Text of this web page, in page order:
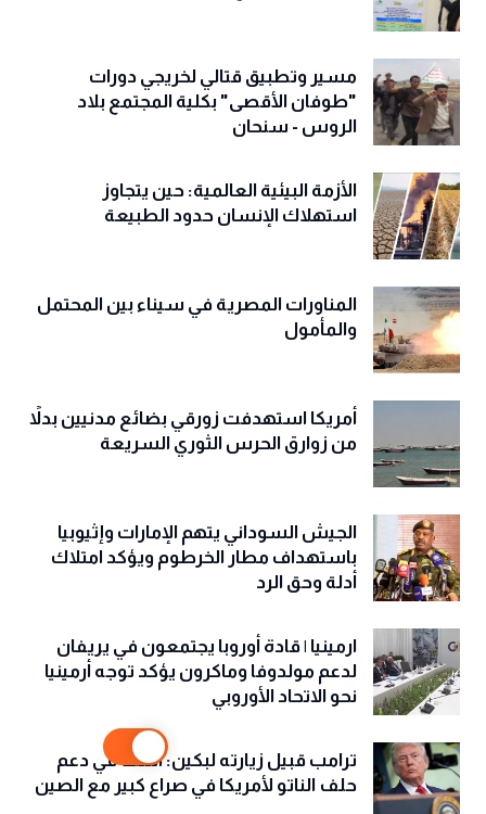
مسير وتطبيق قتالي لخريجي دورات
"طوفان الأقصى" بكلية المجتمع بلاد
الروس - سنحان
الأزمة البيئية العالمية: حين يتجاوز
استهلاك الإنسان حدود الطبيعة
المناورات المصرية في سيناء بين المحتمل
والمأمول
أمريكا استهدفت زورقي بضائع مدنيين بدلاً
من زوارق الحرس الثوري السريعة
الجيش السوداني يتهم الإمارات وإثيوبيا
باستهداف مطار الخرطوم ويؤكد امتلاك
أدلة وحق الرد
ارمينيا | قادة أوروبا يجتمعون في يريفان
لدعم مولدوفا وماكرون يؤكد توجه أرمينيا
نحو الاتحاد الأوروبي
ترامب قبيل زيارته لبكين: أشك في دعم
حلف الناتو لأمريكا في صراع كبير مع الصين